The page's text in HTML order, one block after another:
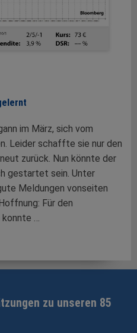
im März, sich vom
Leider schaffte sie nur den
zurück. Nun könnte der
gestartet sein. Unter
Meldungen vonseiten
Für den
konnte …
zu unseren 85